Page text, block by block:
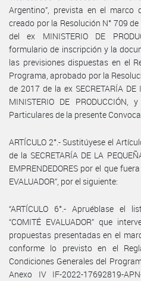
Argentino”, prevista en el marco
creado por la Resolución N° 709
del ex MINISTERIO DE
formulario de inscripción y la
las previsiones dispuestas en el
Programa, aprobado por la
de 2017 de la ex SECRETARÍA DE
MINISTERIO DE
Particulares de la presente
ARTÍCULO 2°.- Sustitúyese el
de la SECRETARÍA DE LA
EMPRENDEDORES por el que
EVALUADOR”, por el siguiente:
“ARTÍCULO 6°.- Apruéblase el
“COMITÉ EVALUADOR” que
propuestas presentadas en el
conforme lo previsto en el
Condiciones Generales del
Anexo IV IF-2022-17692819-